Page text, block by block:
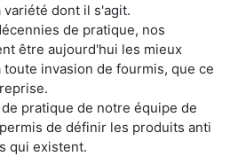
dont il s'agit.
de pratique, nos
être aujourd'hui les mieux
invasion de fourmis, que ce
pratique de notre équipe de
de définir les produits anti
qui existent.